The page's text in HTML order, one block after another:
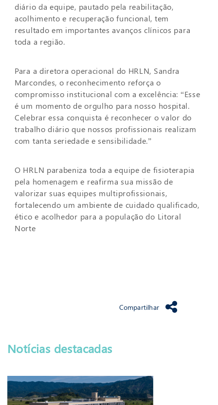
diário da equipe, pautado pela reabilitação,
acolhimento e recuperação funcional, tem
resultado em importantes avanços clínicos para
toda a região.
Para a diretora operacional do HRLN, Sandra
Marcondes, o reconhecimento reforça o
compromisso institucional com a excelência: “Esse
é um momento de orgulho para nosso hospital.
Celebrar essa conquista é reconhecer o valor do
trabalho diário que nossos profissionais realizam
com tanta seriedade e sensibilidade.”
O HRLN parabeniza toda a equipe de fisioterapia
pela homenagem e reafirma sua missão de
valorizar suas equipes multiprofissionais,
fortalecendo um ambiente de cuidado qualificado,
ético e acolhedor para a população do Litoral
Norte
Compartilhar
Notícias destacadas